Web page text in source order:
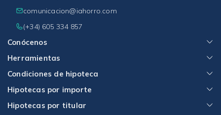
Conócenos
Herramientas
Condiciones de hipoteca
Hipotecas por importe
Hipotecas por titular
comunicacion@iahorro.com
(+34) 605 334 857